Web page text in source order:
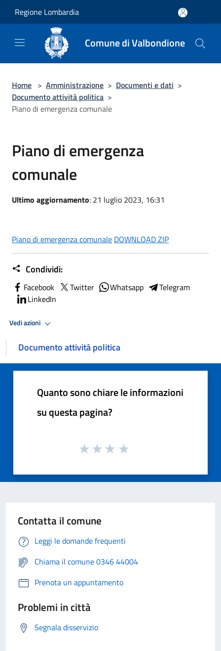
Regione Lombardia
Comune di Valbondione
Home > Amministrazione > Documenti e dati >
Documento attività politica >
Piano di emergenza comunale
Piano di emergenza
comunale
Ultimo aggiornamento: 21 luglio 2023, 16:31
Piano di emergenza comunale DOWNLOAD ZIP
Condividi:
Facebook Twitter Whatsapp
Telegram
LinkedIn
Vedi azioni
Documento attività politica
Quanto sono chiare le informazioni
su questa pagina?
Contatta il comune
Leggi le domande frequenti
Chiama il comune 0346 44004
Prenota un appuntamento
Problemi in città
Segnala disservizio